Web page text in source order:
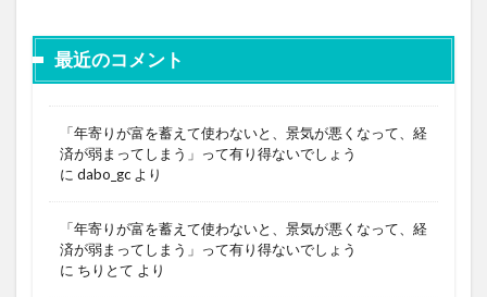
最近のコメント
「年寄りが富を蓄えて使わないと、景気が悪くなって、経
済が弱まってしまう」って有り得ないでしょう
に dabo_gc より
「年寄りが富を蓄えて使わないと、景気が悪くなって、経
済が弱まってしまう」って有り得ないでしょう
に ちりとて より